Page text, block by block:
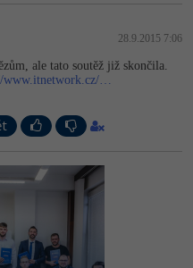
28.9.2015 7:06
ale tato soutěž již skončila.
www.itnetwork.cz/…